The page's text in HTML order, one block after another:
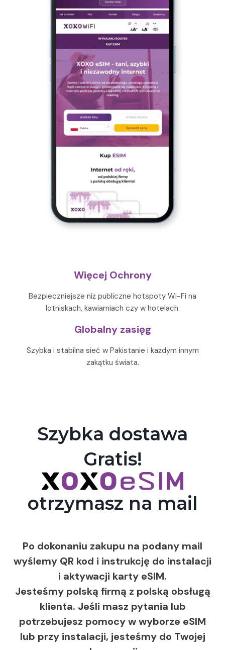
Więcej Ochrony
Bezpieczniejsze niż publiczne hotspoty Wi-Fi na
lotniskach, kawiarniach czy w hotelach.
Globalny zasięg
Szybka i stabilna sieć w Pakistanie i każdym innym
zakątku świata.
Szybka dostawa
Gratis!
otrzymasz na mail
Po dokonaniu zakupu na podany mail
wyślemy QR kod i instrukcję do instalacji
i aktywacji karty eSIM.
Jesteśmy polską firmą z polską obsługą
klienta. Jeśli masz pytania lub
potrzebujesz pomocy w wyborze eSIM
lub przy instalacji, jesteśmy do Twojej